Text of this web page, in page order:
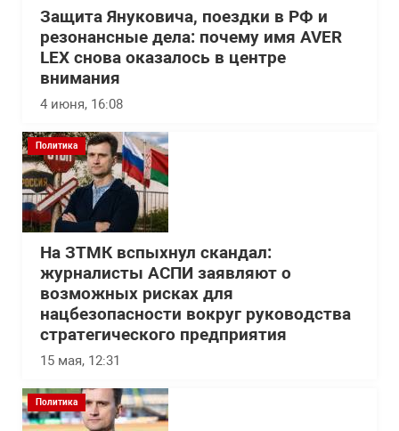
Защита Януковича, поездки в РФ и
резонансные дела: почему имя AVER
LEX снова оказалось в центре
внимания
4 июня, 16:08
Политика
На ЗТМК вспыхнул скандал:
журналисты АСПИ заявляют о
возможных рисках для
нацбезопасности вокруг руководства
стратегического предприятия
15 мая, 12:31
Политика